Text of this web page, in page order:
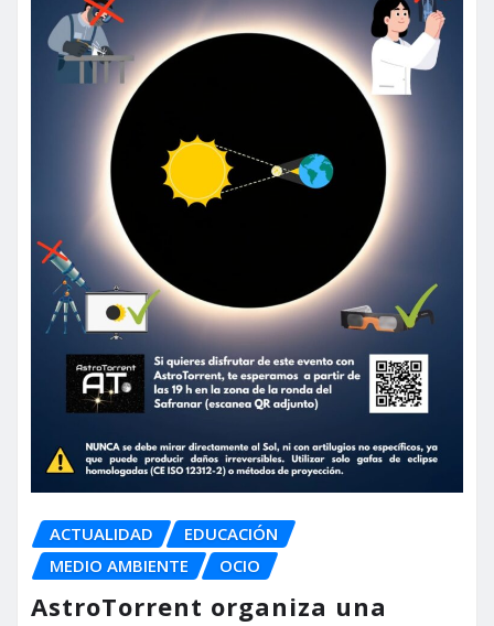
ACTUALIDAD
EDUCACIÓN
MEDIO AMBIENTE
OCIO
AstroTorrent organiza una